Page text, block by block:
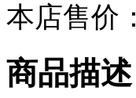
本店售价：
商品描述